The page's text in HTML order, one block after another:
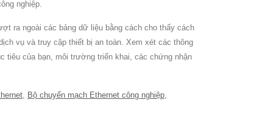
nghiệp.
ra ngoài các bảng dữ liệu bằng cách cho thấy cách
vụ và truy cập thiết bị an toàn. Xem xét các thông
tiêu của bạn, môi trường triển khai, các chứng nhận
Bộ chuyển mạch Ethernet công nghiệp